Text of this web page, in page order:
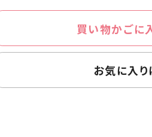
買い物かごに
お気に入